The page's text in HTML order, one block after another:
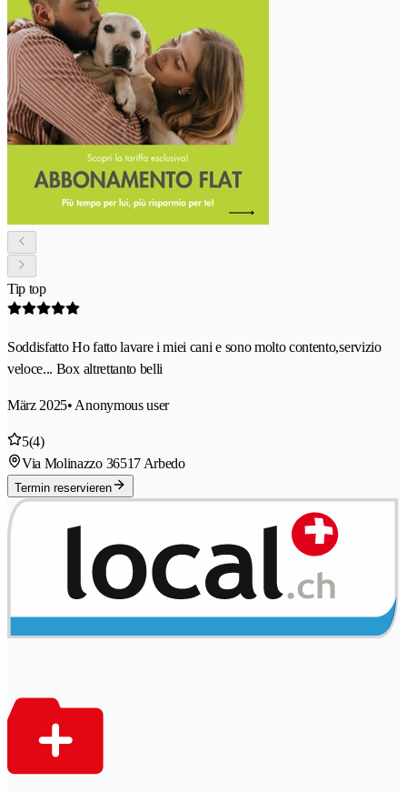
Tip top
Soddisfatto Ho fatto lavare i miei cani e sono molto contento,servizio
veloce... Box altrettanto belli
März 2025• Anonymous user
5(4)
Via Molinazzo 36517 Arbedo
Termin reservieren